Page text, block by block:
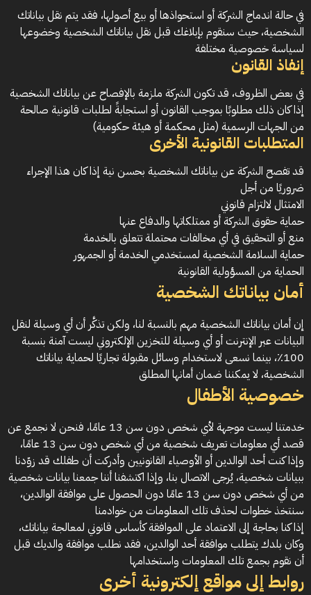
في حالة اندماج الشركة أو استحواذها أو بيع أصولها، فقد يتم نقل بياناتك
الشخصية، حيث سنقوم بإبلاغك قبل نقل بياناتك الشخصية وخضوعها
لسياسة خصوصية مختلفة
إنفاذ القانون
في بعض الظروف، قد تكون الشركة ملزمة بالإفصاح عن بياناتك الشخصية
إذا كان ذلك مطلوبًا بموجب القانون أو استجابةً لطلبات قانونية صالحة
من الجهات الرسمية (مثل محكمة أو هيئة حكومية)
المتطلبات القانونية الأخرى
قد تفصح الشركة عن بياناتك الشخصية بحسن نية إذا كان هذا الإجراء
ضروريًا من أجل
الامتثال لالتزام قانوني
حماية حقوق الشركة أو ممتلكاتها والدفاع عنها
منع أو التحقيق في أي مخالفات محتملة تتعلق بالخدمة
حماية السلامة الشخصية لمستخدمي الخدمة أو الجمهور
الحماية من المسؤولية القانونية
أمان بياناتك الشخصية
إن أمان بياناتك الشخصية مهم بالنسبة لنا، ولكن تذكَّر أن أي وسيلة لنقل
البيانات عبر الإنترنت أو أي وسيلة للتخزين الإلكتروني ليست آمنة بنسبة
100٪، بينما نسعى لاستخدام وسائل مقبولة تجاريًا لحماية بياناتك
الشخصية، لا يمكننا ضمان أمانها المطلق
خصوصية الأطفال
خدمتنا ليست موجهة لأي شخص دون سن 13 عامًا، فنحن لا نجمع عن
قصد أي معلومات تعريف شخصية من أي شخص دون سن 13 عامًا،
وإذا كنت أحد الوالدين أو الأوصياء القانونيين وأدركت أن طفلك قد زوّدنا
ببيانات شخصية، يُرجى الاتصال بنا، وإذا اكتشفنا أننا جمعنا بيانات شخصية
من أي شخص دون سن 13 عامًا دون الحصول على موافقة الوالدين،
سنتخذ خطوات لحذف تلك المعلومات من خوادمنا
إذا كنا بحاجة إلى الاعتماد على الموافقة كأساس قانوني لمعالجة بياناتك،
وكان بلدك يتطلب موافقة أحد الوالدين، فقد نطلب موافقة والديك قبل
أن نقوم بجمع تلك المعلومات واستخدامها
روابط إلى مواقع إلكترونية أخرى